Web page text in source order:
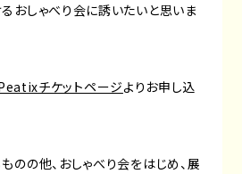
おしゃべり会に誘いたいと思いま
チケットページよりお申し込
のの他、おしゃべり会をはじめ、展